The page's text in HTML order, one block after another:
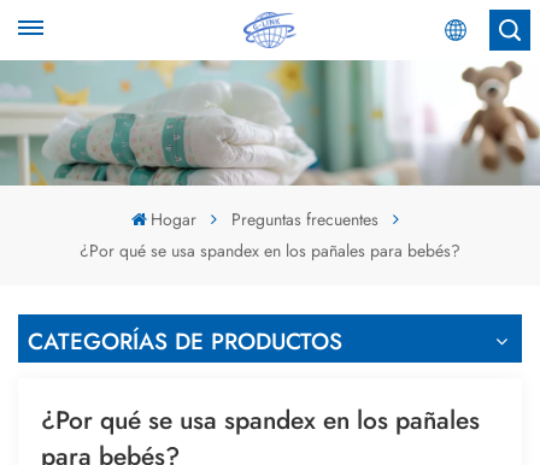
Español
English
عربي
Hogar
Preguntas frecuentes
¿Por qué se usa spandex en los pañales para bebés?
CATEGORÍAS DE PRODUCTOS
¿Por qué se usa spandex en los pañales
para bebés?